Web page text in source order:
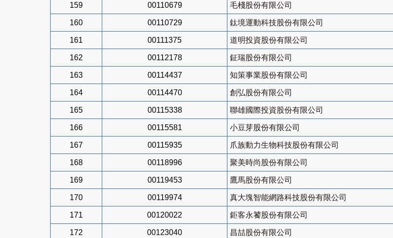
159 00110679 毛棧股份有限公司
160 00110729 鈦境運動科技股份有限公司
161 00111375 道明投資股份有限公司
162 00112178 鉦瑞股份有限公司
163 00114437 知策事業股份有限公司
164 00114470 創弘股份有限公司
165 00115338 聯雄國際投資股份有限公司
166 00115581 小豆芽股份有限公司
167 00115935 爪族動力生物科技股份有限公司
168 00118996 聚美時尚股份有限公司
169 00119453 鷹馬股份有限公司
170 00119974 真大塊智能網路科技股份有限公司
171 00120022 鉅客永饕股份有限公司
172 00123040 昌喆股份有限公司